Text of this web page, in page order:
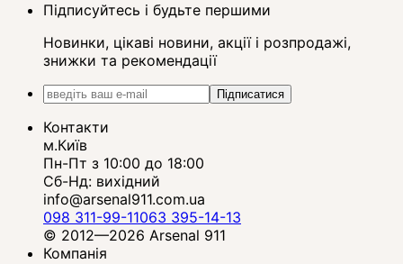
Підписуйтесь і будьте першими
Новинки, цікаві новини, акції і розпродажі,
знижки та рекомендації
Підписатися
Контакти
м.Київ
Пн-Пт з 10:00 до 18:00
Сб-Нд: вихідний
info@arsenal911.com.ua
098 311-99-11063 395-14-13
© 2012—2026 Arsenal 911
Компанія